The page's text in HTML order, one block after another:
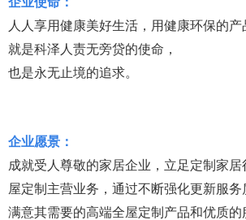
人人享用健康美好生活，用健康环保的
就是科泽人责无旁贷的使命，
也是永无止境的追求。
企业愿景：
成就受人尊敬的家居企业，立足定制家
屋定制主营业务，通过不断强化更新服
满意其需要的高端全屋定制产品和优质的